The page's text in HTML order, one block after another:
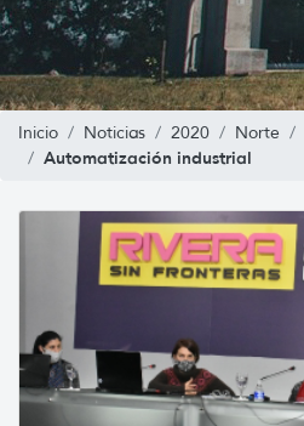
Inicio Noticias 2020 Norte
Automatización industrial